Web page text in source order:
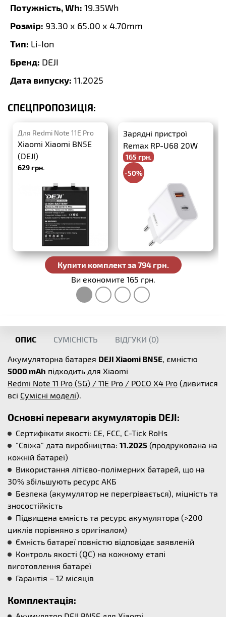
Потужність, Wh: 19.35Wh
Розмір: 93.30 x 65.00 x 4.70mm
Тип: Li-Ion
Бренд: DEJI
Дата випуску: 11.2025
СПЕЦПРОПОЗИЦІЯ:
Для Redmi Note 11E Pro
Xiaomi Xiaomi BN5E
(DEJI)
629 грн.
Зарядні пристрої
Remax RP-U68 20W
PD+QC3.0
165 грн.
-50%
Купити комплект за 794 грн.
Ви економите 165 грн.
ОПИС СУМІСНІСТЬ ВІДГУКИ (0)
Акумуляторна батарея DEJI Xiaomi BN5E, ємністю
5000 mAh підходить для Xiaomi
Redmi Note 11 Pro (5G) / 11E Pro / POCO X4 Pro (дивитися
всі Сумісні моделі).
Основні переваги акумуляторів DEJI:
Сертифікати якості: CE, FCC, C-Tick RoHs
"Свіжа" дата виробництва: 11.2025 (продрукована на
кожній батареї)
Використання літієво-полімерних батарей, що на
30% збільшують ресурс АКБ
Безпека (акумулятор не перегрівається), міцність та
зносостійкість
Підвищена ємність та ресурс акумулятора (>200
циклів порівняно з оригіналом)
Ємність батареї повністю відповідає заявленій
Контроль якості (QC) на кожному етапі
виготовлення батареї
Гарантія – 12 місяців
Комплектація: